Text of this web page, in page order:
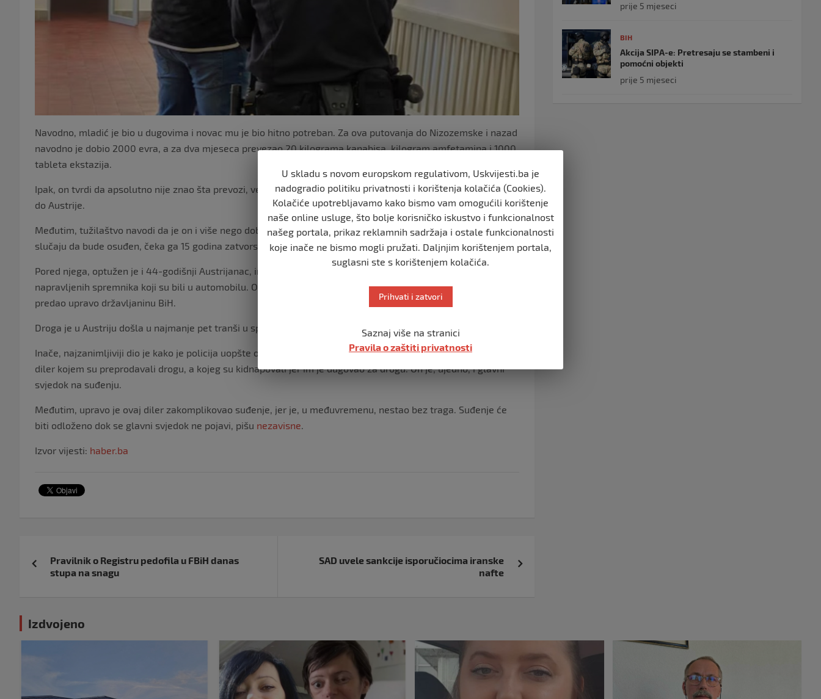
Navodno, mladić je bio u dugovima i novac mu je bio hitno potreban. Za ova putovanja do Nizozemske i nazad
navodno je dobio 2000 evra, a za dva mjeseca prevezao 20 kilograma kanabisa, kilogram amfetamina i 1000
tableta ekstazija.
Ipak, on tvrdi da apsolutno nije znao šta prevozi, već da je bio plaćen da automobil preveze od Nizozemske
do Austrije.
Međutim, tužilaštvo navodi da je on i više nego dobro znao šta prevozi, jer je dio droge i sam “rasturao”. U
slučaju da bude osuđen, čeka ga 15 godina zatvorske kazne.
Pored njega, optužen je i 44-godišnji Austrijanac, imigrantskog porijekla, koji je drogu vadio iz specijalno
napravljenih spremnika koji su bili u automobilu. On je priznao da je kanabis, koji je izvadio iz tajnog bunkera,
predao upravo državljaninu BiH.
Droga je u Austriju došla u najmanje pet tranši u specijalno prerađenom automobilu.
Inače, najzanimljiviji dio je kako je policija uopšte otkrila ovu dvojicu optuženih. Naime, njih je prijavio upravo
diler kojem su preprodavali drogu, a kojeg su kidnapovali jer im je dugovao za drogu. On je, ujedno, i glavni
svjedok na suđenju.
Međutim, upravo je ovaj diler zakomplikovao suđenje, jer je, u međuvremenu, nestao bez traga. Suđenje će
biti odloženo dok se glavni svjedok ne pojavi, pišu nezavisne.
Izvor vijesti: haber.ba
objava
Pravilnik o Registru pedofila u FBiH danas
stupa na snagu
SAD uvele sankcije isporučiocima iranske
nafte
prije 5 mjeseci
BIH
Akcija SIPA-e: Pretresaju se stambeni i
pomoćni objekti
prije 5 mjeseci
Izdvojeno
U skladu s novom europskom regulativom, Uskvijesti.ba je
nadogradio politiku privatnosti i korištenja kolačića (Cookies).
Kolačiće upotrebljavamo kako bismo vam omogućili korištenje
naše online usluge, što bolje korisničko iskustvo i funkcionalnost
našeg portala, prikaz reklamnih sadržaja i ostale funkcionalnosti
koje inače ne bismo mogli pružati. Daljnjim korištenjem portala,
suglasni ste s korištenjem kolačića.
Prihvati i zatvori
Saznaj više na stranici
Pravila o zaštiti privatnosti